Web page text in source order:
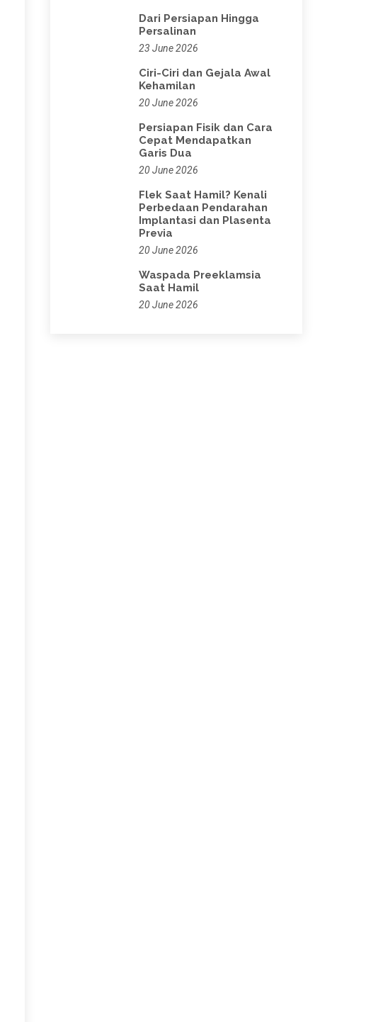
Dari Persiapan Hingga
Persalinan
23 June 2026
Ciri-Ciri dan Gejala Awal
Kehamilan
20 June 2026
Persiapan Fisik dan Cara
Cepat Mendapatkan
Garis Dua
20 June 2026
Flek Saat Hamil? Kenali
Perbedaan Pendarahan
Implantasi dan Plasenta
Previa
20 June 2026
Waspada Preeklamsia
Saat Hamil
20 June 2026